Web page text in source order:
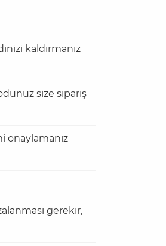
kaldırmanız
size sipariş
onaylamanız
gerekir,